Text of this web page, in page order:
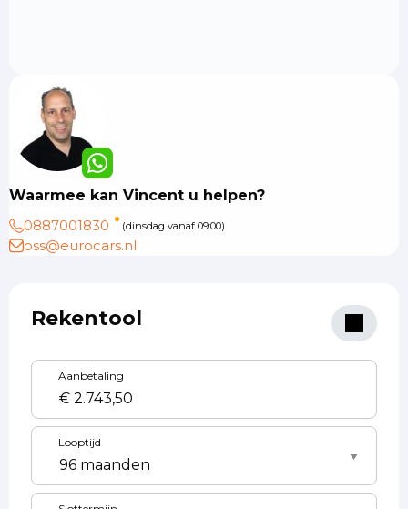
Waarmee kan Vincent u helpen?
0887001830
(dinsdag vanaf 09:00)
oss@eurocars.nl
Rekentool
Aanbetaling
Looptijd